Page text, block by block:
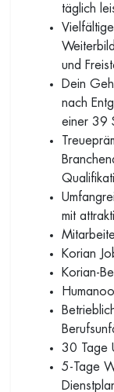
täglich
und
Dein
nach
einer 39
mit
Korian
Korian-
30 Tage
5-Tage